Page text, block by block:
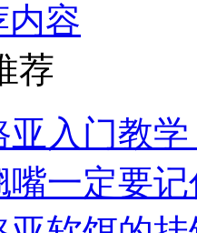
内容
荐
亚入门教
嘴一定要